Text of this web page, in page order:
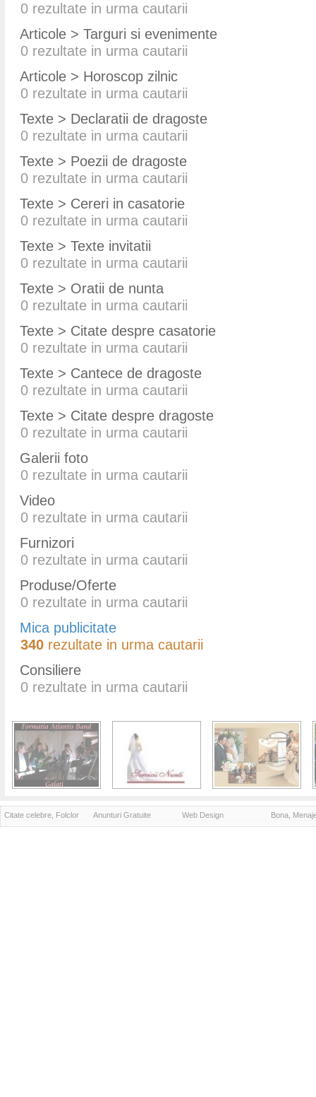
0 rezultate in urma cautarii
Articole > Targuri si evenimente
0 rezultate in urma cautarii
Articole > Horoscop zilnic
0 rezultate in urma cautarii
Texte > Declaratii de dragoste
0 rezultate in urma cautarii
Texte > Poezii de dragoste
0 rezultate in urma cautarii
Texte > Cereri in casatorie
0 rezultate in urma cautarii
Texte > Texte invitatii
0 rezultate in urma cautarii
Texte > Oratii de nunta
0 rezultate in urma cautarii
Texte > Citate despre casatorie
0 rezultate in urma cautarii
Texte > Cantece de dragoste
0 rezultate in urma cautarii
Texte > Citate despre dragoste
0 rezultate in urma cautarii
Galerii foto
0 rezultate in urma cautarii
Video
0 rezultate in urma cautarii
Furnizori
0 rezultate in urma cautarii
Produse/Oferte
0 rezultate in urma cautarii
Mica publicitate
340 rezultate in urma cautarii
Consiliere
0 rezultate in urma cautarii
Citate celebre, Folclor Anunturi Gratuite Web Design Bona,